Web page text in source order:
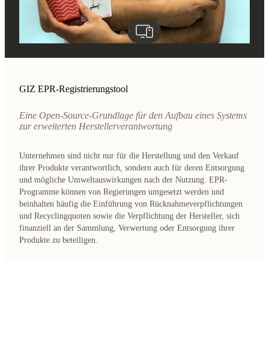
GIZ EPR-Registrierungstool
Eine Open-Source-Grundlage für den Aufbau eines Systems
zur erweiterten Herstellerverantwortung
Unternehmen sind nicht nur für die Herstellung und den Verkauf
ihrer Produkte verantwortlich, sondern auch für deren Entsorgung
und mögliche Umweltauswirkungen nach der Nutzung. EPR-
Programme können von Regierungen umgesetzt werden und
beinhalten häufig die Einführung von Rücknahmeverpflichtungen
und Recyclingquoten sowie die Verpflichtung der Hersteller, sich
finanziell an der Sammlung, Verwertung oder Entsorgung ihrer
Produkte zu beteiligen.